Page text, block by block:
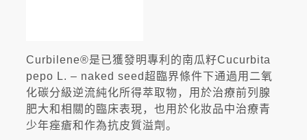
Curbilene®是已獲發明專利的南瓜籽Cucurbita
pepo L. – naked seed超臨界條件下通過用二氧
化碳分級逆流純化所得萃取物，用於治療前列腺
肥大和相關的臨床表現，也用於化妝品中治療青
少年痤瘡和作為抗皮質溢劑。